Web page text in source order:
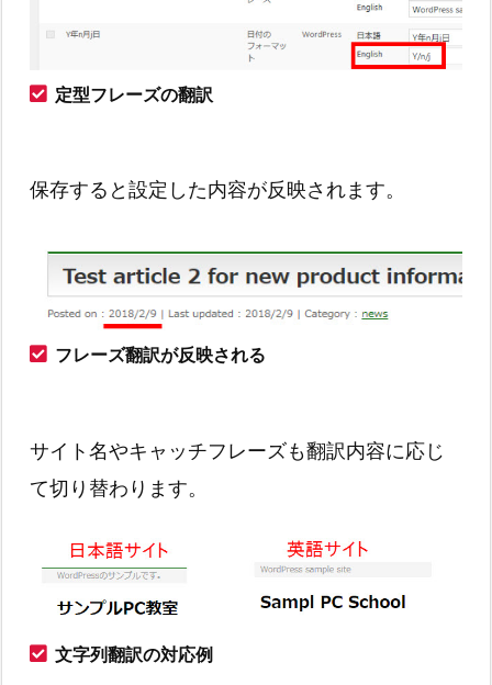
定型フレーズの翻訳
保存すると設定した内容が反映されます。
フレーズ翻訳が反映される
サイト名やキャッチフレーズも翻訳内容に応じ
て切り替わります。
文字列翻訳の対応例